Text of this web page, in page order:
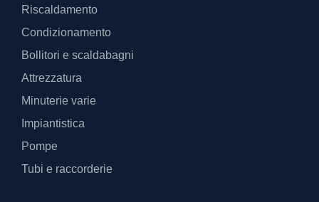
Riscaldamento
Condizionamento
Bollitori e scaldabagni
Attrezzatura
Minuterie varie
Impiantistica
Pompe
Tubi e raccorderie